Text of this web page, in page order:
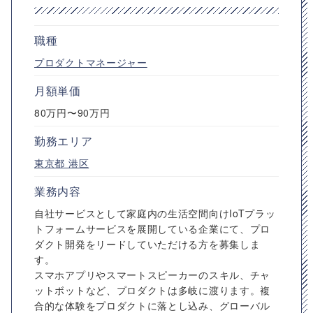
職種
プロダクトマネージャー
月額単価
80万円〜90万円
勤務エリア
東京都 港区
業務内容
自社サービスとして家庭内の生活空間向けIoTプラッ
トフォームサービスを展開している企業にて、プロ
ダクト開発をリードしていただける方を募集しま
す。
スマホアプリやスマートスピーカーのスキル、チャ
ットボットなど、プロダクトは多岐に渡ります。複
合的な体験をプロダクトに落とし込み、グローバル